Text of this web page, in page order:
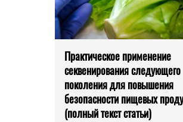
Практическое применение
секвенирования следующего
поколения для повышения
безопасности пищевых
(полный текст статьи)